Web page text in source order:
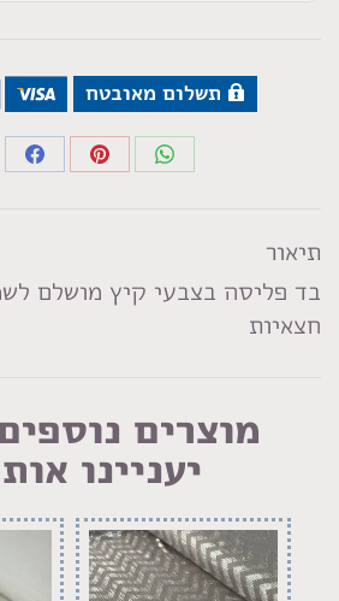
תשלום מאובטח
Share
Share
תיאור
בד פליסה בצבעי קיץ מושלם
חצאיות
מוצרים
יעניינו